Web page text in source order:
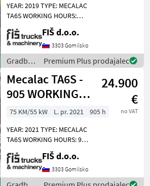
YEAR: 2019 TYPE: MECALAC
TA6S WORKING HOURS:
2065 ENGINE: DIESEL
PERKINS - 55KW 4X4 DRIVE
AUTOMATIC GEARBOX
QUICK AND SLOW MOVING
SPEED LIGHTS DUMPER
WEIGHT
FIŠ d.o.o.
3303 Gomilsko
Gradbeni
stroji /
Mecalac
Premium Plus prodajalec
Mecalac TA6S -
905 WORKING
HOURS - 2021
24.900
€
no VAT
75 KM/55 kW L. pr. 2021
905 h
YEAR: 2021 TYPE: MECALAC
TA6S WORKING HOURS: 905
ENGINE: DIESEL PERKINS -
55KW 4X4 DRIVE
AUTOMATIC GEARBOX
QUICK AND SLOW MOVING
FIŠ d.o.o.
3303 Gomilsko